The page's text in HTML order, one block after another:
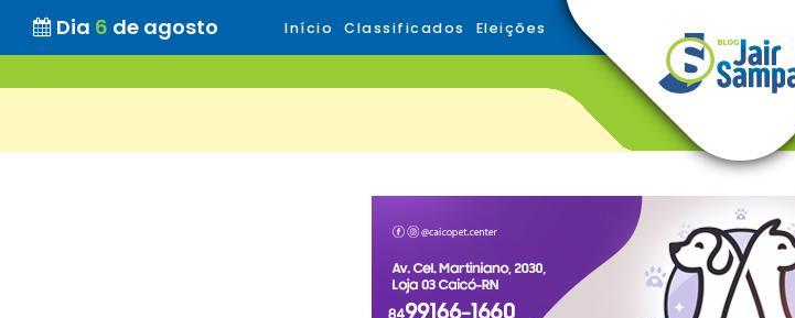
Dia 6 de agosto Início Classificados Eleições